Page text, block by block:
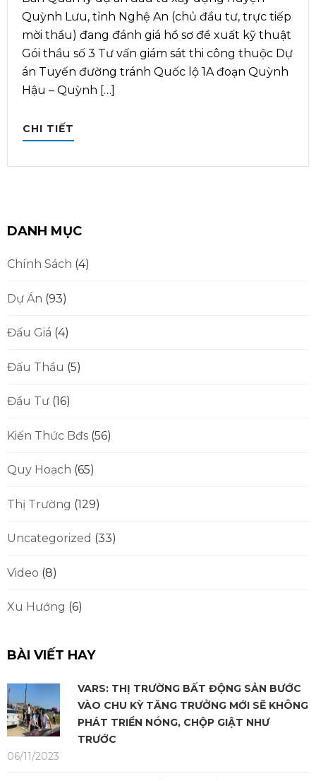
Quỳnh Lưu, tỉnh Nghệ An (chủ đầu tư, trực tiếp
mời thầu) đang đánh giá hồ sơ đề xuất kỹ thuật
Gói thầu số 3 Tư vấn giám sát thi công thuộc Dự
án Tuyến đường tránh Quốc lộ 1A đoạn Quỳnh
Hậu – Quỳnh […]
CHI TIẾT
DANH MỤC
Chính Sách (4)
Dự Án (93)
Đấu Giá (4)
Đấu Thầu (5)
Đầu Tư (16)
Kiến Thức Bđs (56)
Quy Hoạch (65)
Thị Trường (129)
Uncategorized (33)
Video (8)
Xu Hướng (6)
BÀI VIẾT HAY
VARS: THỊ TRƯỜNG BẤT ĐỘNG SẢN BƯỚC
VÀO CHU KỲ TĂNG TRƯỞNG MỚI SẼ KHÔNG
PHÁT TRIỂN NÓNG, CHỘP GIẬT NHƯ
TRƯỚC
06/11/2023